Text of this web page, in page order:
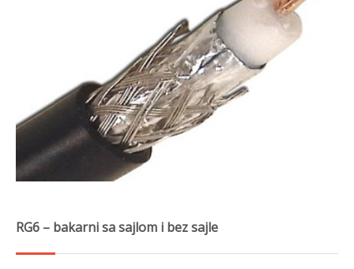
RG6 – bakarni sa sajlom i bez sajle